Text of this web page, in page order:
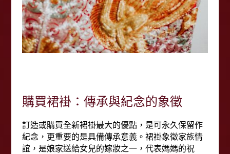
購買裙褂：傳承與紀念的象徵
訂造或購買全新裙褂最大的優點，是可永久保留作
紀念，更重要的是具備傳承意義。裙褂象徵家族情
誼，是娘家送給女兒的嫁妝之一，代表媽媽的祝